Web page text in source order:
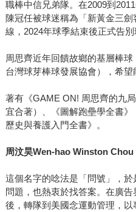
職棒中信兄弟隊。在2009到
陳冠任被球迷稱為「新黃金三
線，2024年球季結束後正式告別
周思齊近年回饋故鄉的基層棒
台灣球芽棒球發展協會），希望
著有《GAME ON! 周思齊的九
宜合著）、《圖解跑壘學全書
歷史與養護入門全書》。
周汶昊Wen-hao Winston Chou
這個名字的唸法是「問號」，
問題，也熱衷於找答案。在廣
後，轉隊到美國念運動管理，